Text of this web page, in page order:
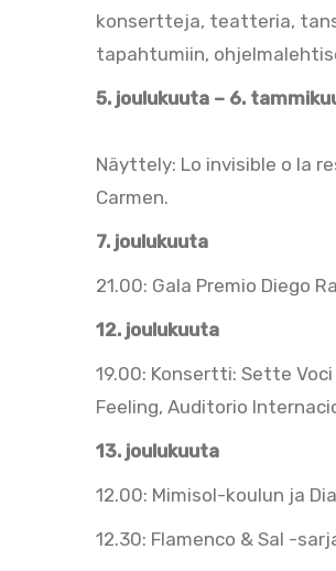
konsertteja, teatteria,
tapahtumiin,
5. joulukuuta – 6.
Näyttely: Lo invisible o la
Carmen.
7. joulukuuta
21.00: Gala Premio Diego
12. joulukuuta
19.00: Konsertti: Sette
Feeling, Auditorio
13. joulukuuta
12.00: Mimisol-koulun ja
12.30: Flamenco & Sal -